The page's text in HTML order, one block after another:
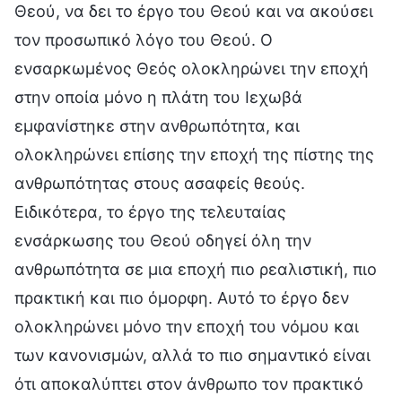
Θεού, να δει το έργο του Θεού και να ακούσει
τον προσωπικό λόγο του Θεού. Ο
ενσαρκωμένος Θεός ολοκληρώνει την εποχή
στην οποία μόνο η πλάτη του Ιεχωβά
εμφανίστηκε στην ανθρωπότητα, και
ολοκληρώνει επίσης την εποχή της πίστης της
ανθρωπότητας στους ασαφείς θεούς.
Ειδικότερα, το έργο της τελευταίας
ενσάρκωσης του Θεού οδηγεί όλη την
ανθρωπότητα σε μια εποχή πιο ρεαλιστική, πιο
πρακτική και πιο όμορφη. Αυτό το έργο δεν
ολοκληρώνει μόνο την εποχή του νόμου και
των κανονισμών, αλλά το πιο σημαντικό είναι
ότι αποκαλύπτει στον άνθρωπο τον πρακτικό